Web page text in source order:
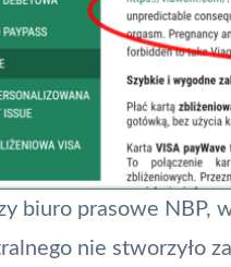
biuro prasowe NBP,
nie stworzyło